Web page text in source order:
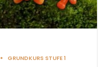
GRUNDKURS STUFE 1